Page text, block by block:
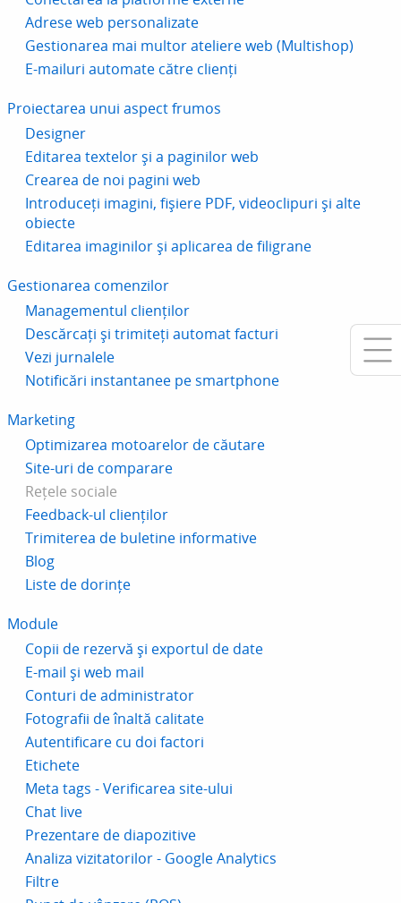
Adrese web personalizate
Gestionarea mai multor ateliere web (Multishop)
E-mailuri automate către clienți
Proiectarea unui aspect frumos
Designer
Editarea textelor și a paginilor web
Crearea de noi pagini web
Introduceți imagini, fișiere PDF, videoclipuri și alte
obiecte
Editarea imaginilor și aplicarea de filigrane
Gestionarea comenzilor
Managementul clienților
Descărcați și trimiteți automat facturi
Vezi jurnalele
Notificări instantanee pe smartphone
Marketing
Optimizarea motoarelor de căutare
Site-uri de comparare
Rețele sociale
Feedback-ul clienților
Trimiterea de buletine informative
Blog
Liste de dorințe
Module
Copii de rezervă și exportul de date
E-mail și web mail
Conturi de administrator
Fotografii de înaltă calitate
Autentificare cu doi factori
Etichete
Meta tags - Verificarea site-ului
Chat live
Prezentare de diapozitive
Analiza vizitatorilor - Google Analytics
Filtre